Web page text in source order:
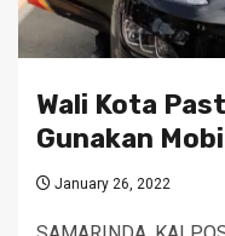
Wali Kota
Gunakan
January 26, 2022